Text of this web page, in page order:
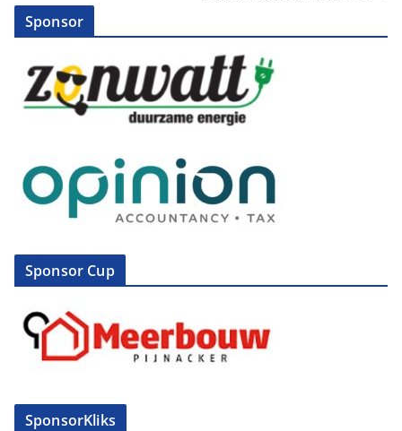
Sponsor
Sponsor Cup
SponsorKliks